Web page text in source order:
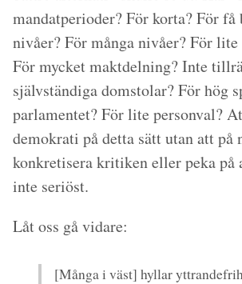
mandatperioder? För korta? För få
nivåer? För många nivåer? För
För mycket maktdelning? Inte
självständiga domstolar? För hög
parlamentet? För lite personval?
demokrati på detta sätt utan att på
konkretisera kritiken eller peka på
inte seriöst.
Låt oss gå vidare:
[Många i väst] hyllar